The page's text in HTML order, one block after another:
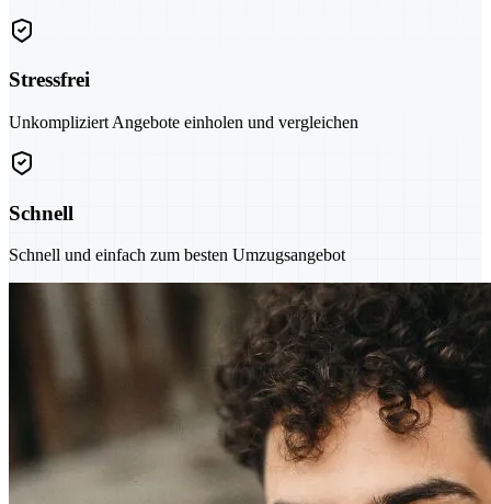
Stressfrei
Unkompliziert Angebote einholen und vergleichen
Schnell
Schnell und einfach zum besten Umzugsangebot